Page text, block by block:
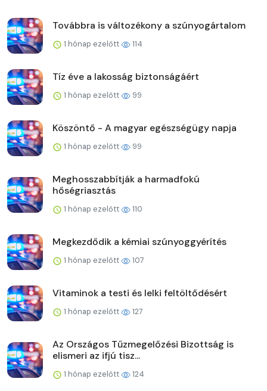
Továbbra is változékony a szúnyogártalom
1 hónap ezelőtt 114
Tíz éve a lakosság biztonságáért
1 hónap ezelőtt 99
Köszöntő - A magyar egészségügy napja
1 hónap ezelőtt 99
Meghosszabbítják a harmadfokú
hőségriasztás
1 hónap ezelőtt 110
Megkezdődik a kémiai szúnyoggyérítés
1 hónap ezelőtt 107
Vitaminok a testi és lelki feltöltődésért
1 hónap ezelőtt 127
Az Országos Tűzmegelőzési Bizottság is
elismeri az ifjú tisz...
1 hónap ezelőtt 124